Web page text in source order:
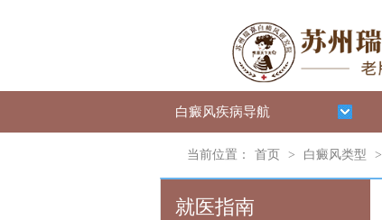
白癜风疾病导航
当前位置： 首页 > 白癜风类型 >
就医指南